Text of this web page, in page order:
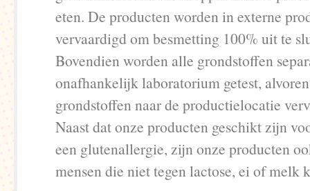
eten. De producten worden in externe
vervaardigd om besmetting 100% uit te
Bovendien worden alle grondstoffen
onafhankelijk laboratorium getest,
grondstoffen naar de productielocatie
Naast dat onze producten geschikt zijn
een glutenallergie, zijn onze producten
mensen die niet tegen lactose, ei of melk